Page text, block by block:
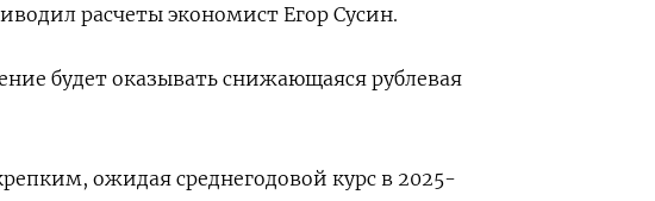
расчеты экономист Егор Сусин.
будет оказывать снижающаяся рублевая
ожидая среднегодовой курс в 2025-